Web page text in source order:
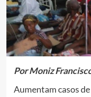
Por Moniz
Aumentam casos